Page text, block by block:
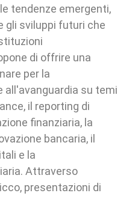
tendenze emergenti,
gli sviluppi futuri che
di offrire una
per la
all'avanguardia su temi
il reporting di
finanziaria, la
bancaria, il
e la
Attraverso
presentazioni di